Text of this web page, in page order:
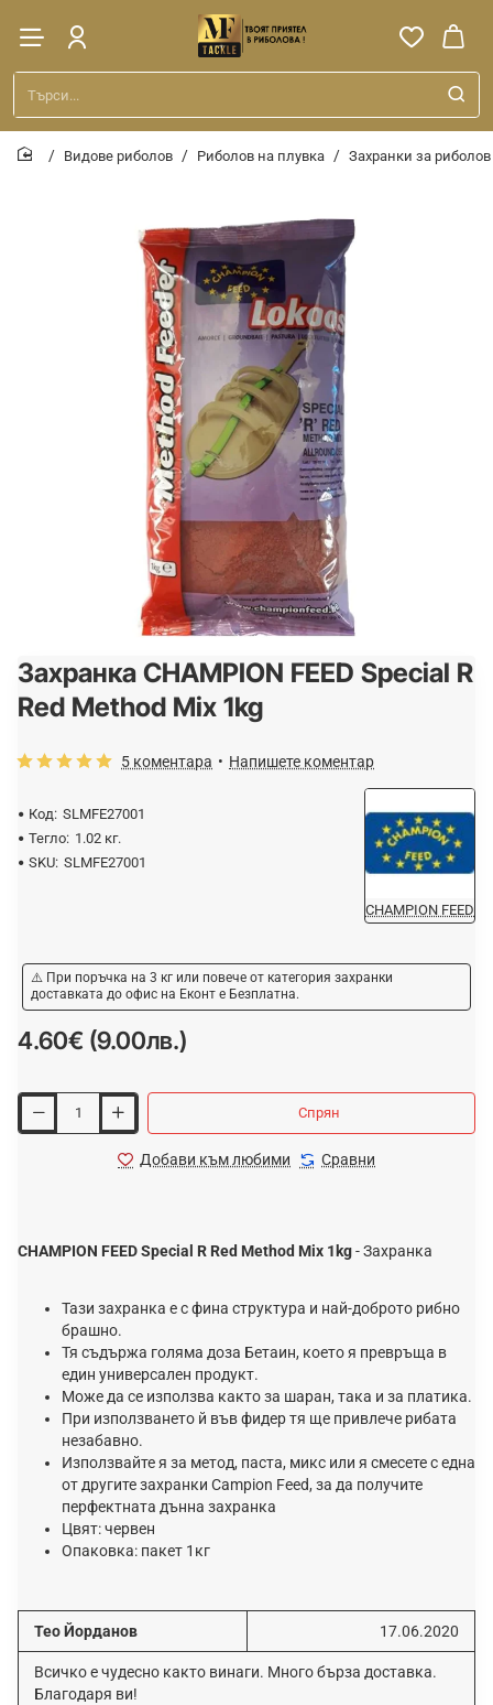
Търси...
Видове риболов Риболов на плувка Захранки за
Спрян от производство
Захранка CHAMPION FEED Special R
Red Method Mix 1kg
Код: SLMFE27001
Тегло: 1.02 кг.
SKU: SLMFE27001
CHAMPION FEED
5 коментара • Напишете коментар
⚠️ При поръчка на 3 кг или повече от категория захранки
доставката до офис на Еконт е Безплатна.
4.60€ (9.00лв.)
Спрян
Добави към любими Сравни
CHAMPION FEED Special R Red Method Mix 1kg-Захранка
Тази захранка e с фина структура и най-доброто рибно
брашно.
Тя съдържа голяма доза Бетаин, което я превръща в
един универсален продукт.
Може да се използва както за шаран, така и за платика.
При използването й във фидер тя ще привлече рибата
незабавно.
Използвайте я за метод, паста, микс или я смесете с една
от другите захранки Campion Feed, за да получите
перфектната дънна захранка
Цвят: червен
Опаковка: пакет 1кг
Тео Йорданов 17.06.2020
Всичко е чудесно както винаги. Много бърза доставка.
Благодаря ви!